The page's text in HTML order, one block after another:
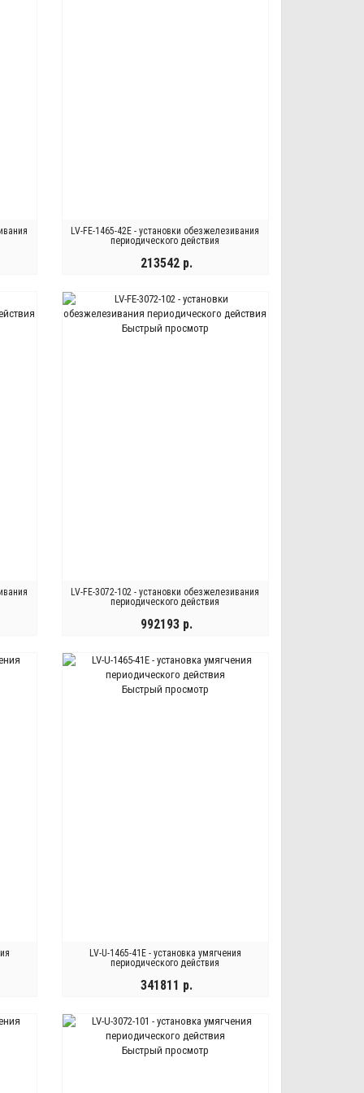
LV-FE-1465-42E - установки обезжелезивания
периодического действия
213542 р.
КУПИТЬ
Быстрый просмотр
LV-FE-3072-102 - установки обезжелезивания
периодического действия
992193 р.
КУПИТЬ
Быстрый просмотр
LV-U-1465-41E - установка умягчения
периодического действия
341811 р.
КУПИТЬ
Быстрый просмотр